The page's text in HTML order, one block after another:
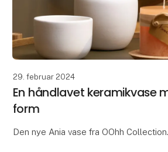
29. februar 2024
En håndlavet keramikvase
form
Den nye Ania vase fra OOhh Collection.